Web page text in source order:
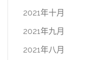
2021年十月
2021年九月
2021年八月